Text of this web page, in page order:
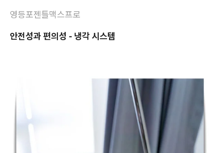
영등포젠틀맥스프로
안전성과 편의성 - 냉각 시스템